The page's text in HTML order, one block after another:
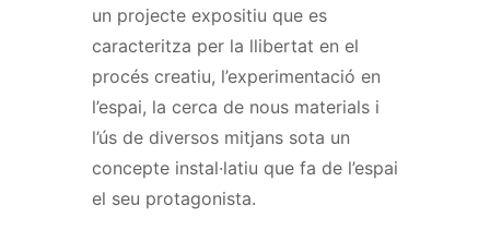
un projecte expositiu que es
caracteritza per la llibertat en el
procés creatiu, l’experimentació en
l’espai, la cerca de nous materials i
l’ús de diversos mitjans sota un
concepte instal·latiu que fa de l’espai
el seu protagonista.